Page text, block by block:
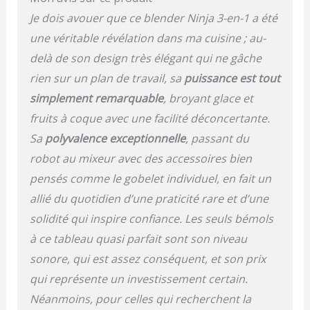
encombrant. Préparez
du café glacé pour vos
déplacements dans le
gobelet individuel.
Pétrissez de la pâte dans
le bol à mélanger ou des
cocktails dans le grand
récipient CADRAN DE
facile à lire vous permet
de contrôler entièrement
le mixage, le hachage,
etc. Choisissez parmi 20
modes (14 manuels et 6
automatiques).
Comprend également un
minuteur et une
notification d'ajout de
liquide MODES AUTO,
Les mixeurs Ninja Detect
Je dois avouer que ce blender Ninja 3-en-1 a été
une véritable révélation dans ma cuisine ; au-
delà de son design très élégant qui ne gâche
rien sur un plan de travail, sa puissance est tout
simplement remarquable, broyant glace et
fruits à coque avec une facilité déconcertante.
Sa polyvalence exceptionnelle, passant du
robot au mixeur avec des accessoires bien
pensés comme le gobelet individuel, en fait un
allié du quotidien d’une praticité rare et d’une
solidité qui inspire confiance. Les seuls bémols
à ce tableau quasi parfait sont son niveau
sonore, qui est assez conséquent, et son prix
qui représente un investissement certain.
Néanmoins, pour celles qui recherchent la